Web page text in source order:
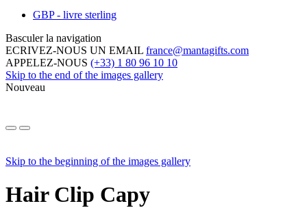
GBP - livre sterling
Basculer la navigation
ECRIVEZ-NOUS UN EMAIL france@mantagifts.com
APPELEZ-NOUS (+33) 1 80 96 10 10
Skip to the end of the images gallery
Nouveau
Skip to the beginning of the images gallery
Hair Clip Capy